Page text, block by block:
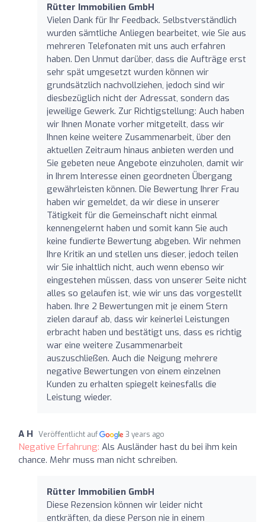
Rütter Immobilien GmbH
Vielen Dank für Ihr Feedback. Selbstverständlich
wurden sämtliche Anliegen bearbeitet, wie Sie aus
mehreren Telefonaten mit uns auch erfahren
haben. Den Unmut darüber, dass die Aufträge erst
sehr spät umgesetzt wurden können wir
grundsätzlich nachvollziehen, jedoch sind wir
diesbezüglich nicht der Adressat, sondern das
jeweilige Gewerk. Zur Richtigstellung: Auch haben
wir Ihnen Monate vorher mitgeteilt, dass wir
Ihnen keine weitere Zusammenarbeit, über den
aktuellen Zeitraum hinaus anbieten werden und
Sie gebeten neue Angebote einzuholen, damit wir
in Ihrem Interesse einen geordneten Übergang
gewährleisten können. Die Bewertung Ihrer Frau
haben wir gemeldet, da wir diese in unserer
Tätigkeit für die Gemeinschaft nicht einmal
kennengelernt haben und somit kann Sie auch
keine fundierte Bewertung abgeben. Wir nehmen
Ihre Kritik an und stellen uns dieser, jedoch teilen
wir Sie inhaltlich nicht, auch wenn ebenso wir
eingestehen müssen, dass von unserer Seite nicht
alles so gelaufen ist, wie wir uns das vorgestellt
haben. Ihre 2 Bewertungen mit je einem Stern
zielen darauf ab, dass wir keinerlei Leistungen
erbracht haben und bestätigt uns, dass es richtig
war eine weitere Zusammenarbeit
auszuschließen. Auch die Neigung mehrere
negative Bewertungen von einem einzelnen
Kunden zu erhalten spiegelt keinesfalls die
Leistung wieder.
A H Veröffentlicht auf 3 years ago
Negative Erfahrung: Als Ausländer hast du bei ihm kein
chance. Mehr muss man nicht schreiben.
Rütter Immobilien GmbH
Diese Rezension können wir leider nicht
entkräften, da diese Person nie in einem